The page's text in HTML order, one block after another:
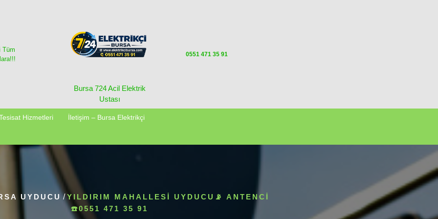
Tüm
Bursa 724 Acil Elektrik
Ustası
0551 471 35 91
Hizmetleri İletişim – Bursa Elektrikçi
UYDUCU /YILDIRIM MAHALLESI UYDUCU📡 ANTENCI
☎️0551 471 35 91